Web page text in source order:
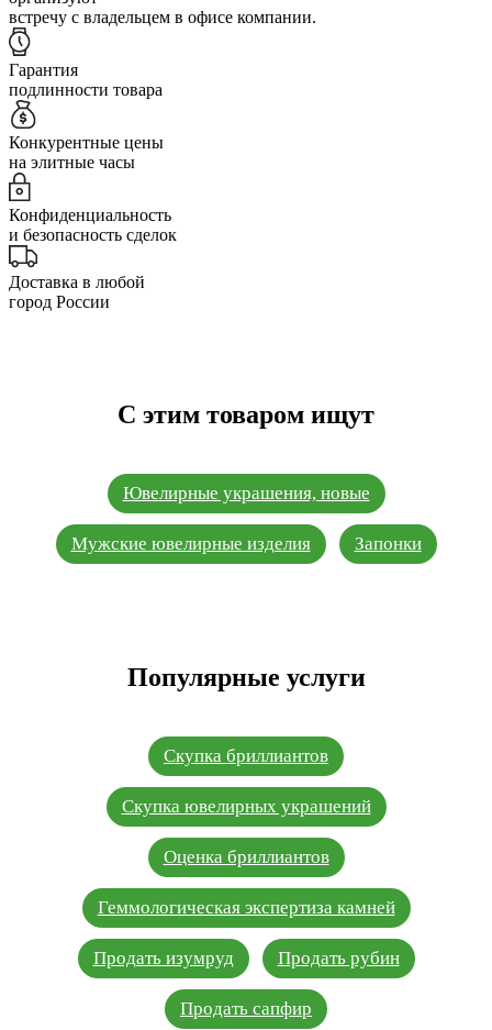
встречу с владельцем в офисе компании.
Гарантия
подлинности товара
Конкурентные цены
на элитные часы
Конфиденциальность
и безопасность сделок
Доставка в любой
город России
С этим товаром ищут
Ювелирные украшения, новые
Мужские ювелирные изделия Запонки
Популярные услуги
Скупка бриллиантов
Скупка ювелирных украшений
Оценка бриллиантов
Геммологическая экспертиза камней
Продать изумруд Продать рубин
Продать сапфир